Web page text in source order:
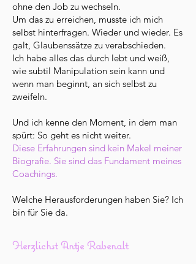
ohne den Job zu wechseln.
Um das zu erreichen, musste ich mich
selbst hinterfragen. Wieder und wieder. Es
galt, Glaubenssätze zu verabschieden.
Ich habe alles das durch lebt und weiß,
wie subtil Manipulation sein kann und
wenn man beginnt, an sich selbst zu
zweifeln.
Und ich kenne den Moment, in dem man
spürt: So geht es nicht weiter.
Diese Erfahrungen sind kein Makel meiner
Biografie. Sie sind das Fundament meines
Coachings.
Welche Herausforderungen haben Sie? Ich
bin für Sie da.
Herzlichst Antje Rabenalt